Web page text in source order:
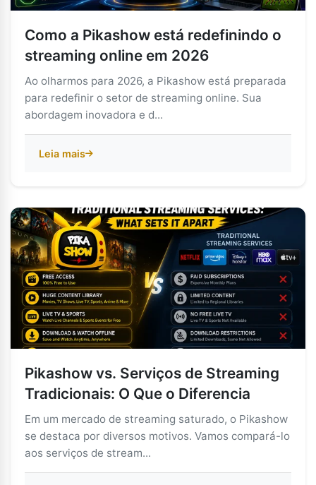
Como a Pikashow está redefinindo o
streaming online em 2026
Ao olharmos para 2026, a Pikashow está preparada
para redefinir o setor de streaming online. Sua
abordagem inovadora e d...
Leia mais
Pikashow vs. Serviços de Streaming
Tradicionais: O Que o Diferencia
Em um mercado de streaming saturado, o Pikashow
se destaca por diversos motivos. Vamos compará-lo
aos serviços de stream...